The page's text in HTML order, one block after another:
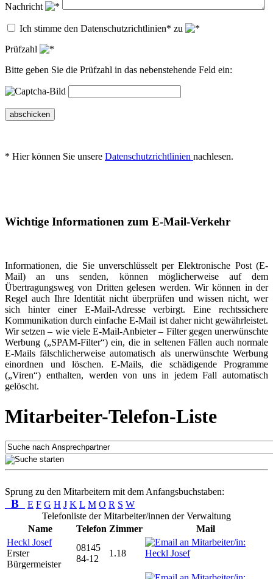
Nachricht
Ich stimme den Datenschutzrichtlinien* zu
Prüfzahl
Bitte geben Sie die Prüfzahl in das nebenstehende Feld ein:
abschicken
* Hier können Sie unsere Datenschutzrichtlinien nachlesen.
Wichtige Informationen zum E-Mail-Verkehr
Informationen, die Sie unverschlüsselt per Elektronische Post (E-
Mail) an uns senden, können möglicherweise auf dem
Übertragungsweg von Dritten gelesen werden. Wir können in der
Regel auch Ihre Identität nicht überprüfen und wissen nicht, wer
sich hinter einer E-Mail-Adresse verbirgt. Eine rechtssichere
Kommunikation durch einfache E-Mail ist daher nicht gewährleistet.
Wir setzen – wie viele E-Mail-Anbieter – Filter gegen unerwünschte
Werbung („SPAM-Filter“) ein, die in seltenen Fällen auch normale
E-Mails fälschlicherweise automatisch als unerwünschte Werbung
einordnen und löschen. E-Mails, die schädigende Programme
(„Viren“) enthalten, werden von uns in jedem Fall automatisch
gelöscht.
Mitarbeiter-Telefon-Liste
Sprung zu den Mitarbeitern mit dem Anfangsbuchstaben:
B E F G H J K L M O R S W
Telefonliste der Mitarbeiter/innen der Verwaltung
Name
Telefon Zimmer
Mail
Heckl Josef
Erster
Bürgermeister
08145
84-12
1.18